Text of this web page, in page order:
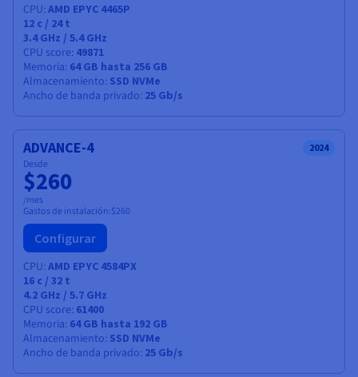
CPU AMD EPYC 4465P
12 c / 24t
3.4 GHz / 5.4 GHz
CPU score 49871
Memoria 64 GB hasta 256 GB
Almacenamiento SSD NVMe
Ancho de banda privado 25 Gb/s
ADVANCE-4 2024
Desde
$260
/mes
Gastos de instalación:$260
Configurar
CPU AMD EPYC 4584PX
16 c / 32 t
4.2 GHz / 5.7 GHz
CPU score 61400
Memoria 64 GB hasta 192 GB
Almacenamiento SSD NVMe
Ancho de banda privado 25 Gb/s